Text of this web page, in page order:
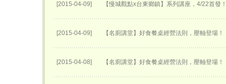
[2015-04-09] 【慢城觀點x台東鄉鎮】系列講座，4/22首發
[2015-04-09] 【名廚講堂】好食餐桌經營法則，壓軸登場！
[2015-04-08] 【名廚講堂】好食餐桌經營法則，壓軸登場！